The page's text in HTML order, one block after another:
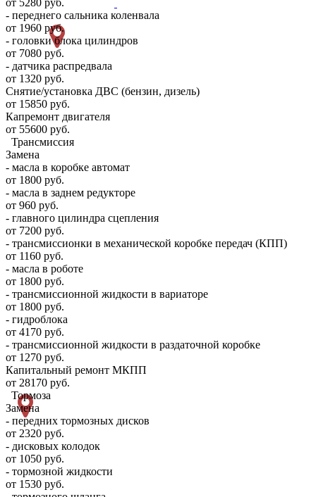
от 5280 руб.
- переднего сальника коленвала
от 1960 руб.
- головки блока цилиндров
от 7080 руб.
- датчика распредвала
от 1320 руб.
Снятие/установка ДВС (бензин, дизель)
от 15850 руб.
Капремонт двигателя
от 55600 руб.
Трансмиссия
Замена
- масла в коробке автомат
от 1800 руб.
- масла в заднем редукторе
от 960 руб.
- главного цилиндра сцепления
от 7200 руб.
- трансмиссионки в механической коробке передач (КПП)
от 1160 руб.
- масла в роботе
от 1800 руб.
- трансмиссионной жидкости в вариаторе
от 1800 руб.
- гидроблока
от 4170 руб.
- трансмиссионной жидкости в раздаточной коробке
от 1270 руб.
Капитальный ремонт МКПП
от 28170 руб.
Тормоза
Замена
- передних тормозных дисков
от 2320 руб.
- дисковых колодок
от 1050 руб.
- тормозной жидкости
от 1530 руб.